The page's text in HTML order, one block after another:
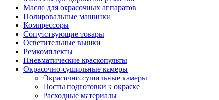
Масло для окрасочных аппаратов
Полировальные машинки
Компрессоры
Сопутствующие товары
Осветительные вышки
Ремкомплекты
Пневматические краскопульты
Окрасочно-сушильные камеры
Окрасочно-сушильные камеры
Посты подготовки к окраске
Расходные материалы